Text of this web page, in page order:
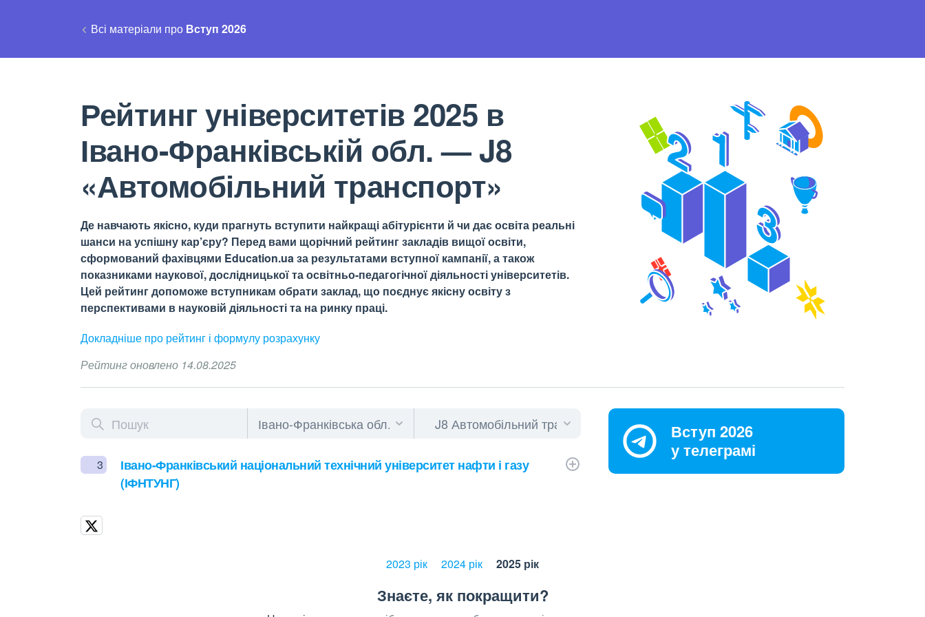
Всі матеріали про Вступ 2026
Рейтинг університетів 2025 в
Івано-Франківській обл. — J8
«Автомобільний транспорт»
Де навчають якісно, куди прагнуть вступити найкращі абітурієнти й чи дає освіта реальні
шанси на успішну кар’єру? Перед вами щорічний рейтинг закладів вищої освіти,
сформований фахівцями Education.ua за результатами вступної кампанії, а також
показниками наукової, дослідницької та освітньо-педагогічної діяльності університетів.
Цей рейтинг допоможе вступникам обрати заклад, що поєднує якісну освіту з
перспективами в науковій діяльності та на ринку праці.
Докладніше про рейтинг і формулу розрахунку
Рейтинг оновлено 14.08.2025
3
Івано-Франківський національний технічний університет нафти і газу
(ІФНТУНГ)
Вступ 2026
у телеграмі
2023 рік 2024 рік 2025 рік
Знаєте, як покращити?